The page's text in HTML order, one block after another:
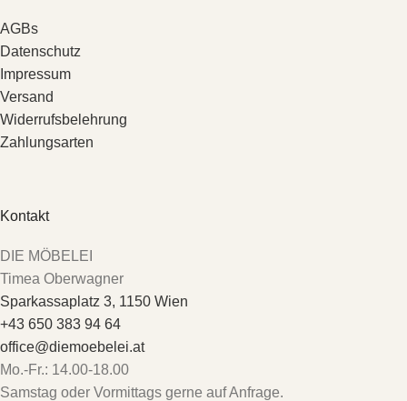
AGBs
Datenschutz
Impressum
Versand
Widerrufsbelehrung
Zahlungsarten
Kontakt
DIE MÖBELEI
Timea Oberwagner
Sparkassaplatz 3, 1150 Wien
+43 650 383 94 64
office@diemoebelei.at
Mo.-Fr.: 14.00-18.00
Samstag oder Vormittags gerne auf Anfrage.